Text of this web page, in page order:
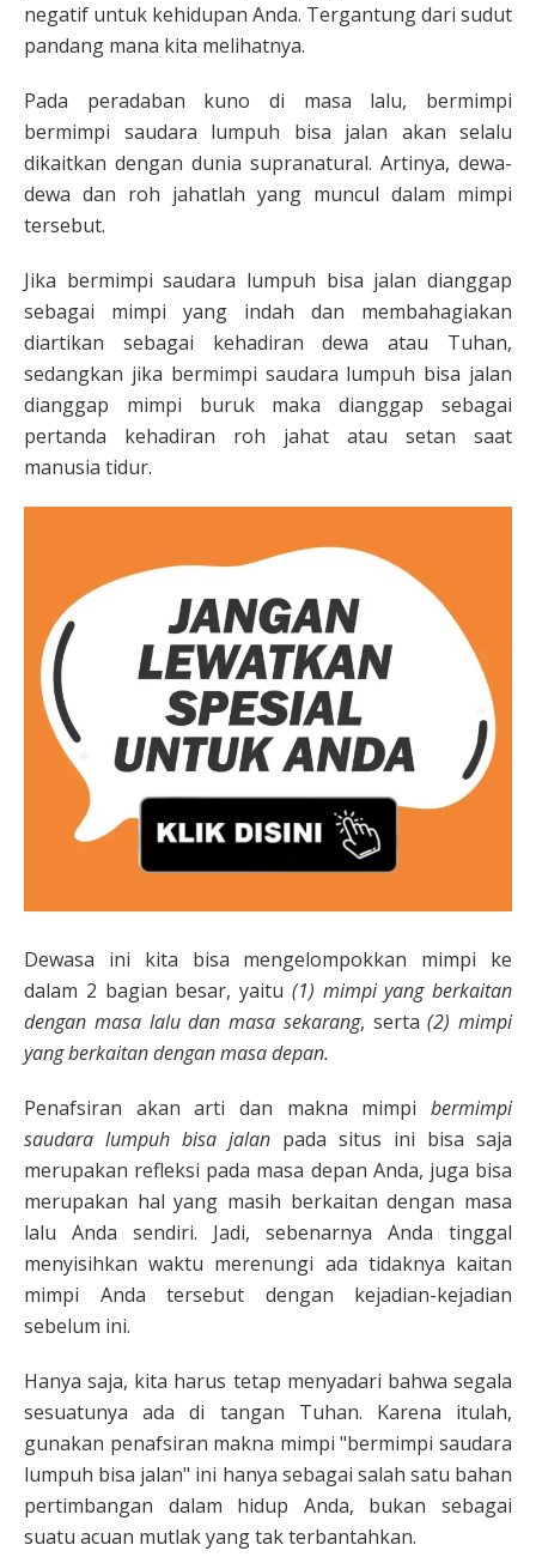
negatif untuk kehidupan Anda. Tergantung dari sudut
pandang mana kita melihatnya.
Pada peradaban kuno di masa lalu, bermimpi
bermimpi saudara lumpuh bisa jalan akan selalu
dikaitkan dengan dunia supranatural. Artinya, dewa-
dewa dan roh jahatlah yang muncul dalam mimpi
tersebut.
Jika bermimpi saudara lumpuh bisa jalan dianggap
sebagai mimpi yang indah dan membahagiakan
diartikan sebagai kehadiran dewa atau Tuhan,
sedangkan jika bermimpi saudara lumpuh bisa jalan
dianggap mimpi buruk maka dianggap sebagai
pertanda kehadiran roh jahat atau setan saat
manusia tidur.
Dewasa ini kita bisa mengelompokkan mimpi ke
dalam 2 bagian besar, yaitu (1) mimpi yang berkaitan
dengan masa lalu dan masa sekarang, serta(2) mimpi
yang berkaitan dengan masa depan.
Penafsiran akan arti dan makna mimpi bermimpi
saudara lumpuh bisa jalan pada situs ini bisa saja
merupakan refleksi pada masa depan Anda, juga bisa
merupakan hal yang masih berkaitan dengan masa
lalu Anda sendiri. Jadi, sebenarnya Anda tinggal
menyisihkan waktu merenungi ada tidaknya kaitan
mimpi Anda tersebut dengan kejadian-kejadian
sebelum ini.
Hanya saja, kita harus tetap menyadari bahwa segala
sesuatunya ada di tangan Tuhan. Karena itulah,
gunakan penafsiran makna mimpi "bermimpi saudara
lumpuh bisa jalan" ini hanya sebagai salah satu bahan
pertimbangan dalam hidup Anda, bukan sebagai
suatu acuan mutlak yang tak terbantahkan.